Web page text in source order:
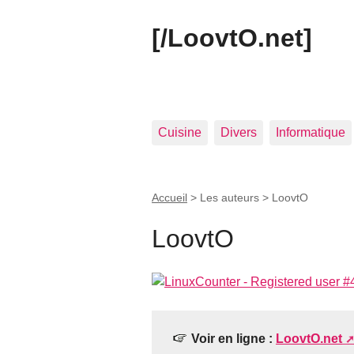
[/LoovtO.net]
Cuisine Divers Informatique
Accueil > Les auteurs > LoovtO
LoovtO
Voir en ligne : LoovtO.net